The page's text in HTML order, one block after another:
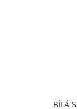
BÍLÁ